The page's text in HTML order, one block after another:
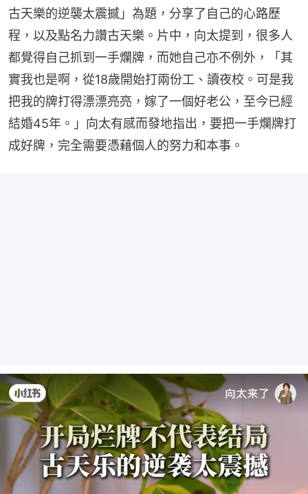
古天樂的逆襲太震撼」為題，分享了自己的心路歷
程，以及點名力讚古天樂。片中，向太提到，很多人
都覺得自己抓到一手爛牌，而她自己亦不例外，「其
實我也是啊，從18歲開始打兩份工、讀夜校。可是我
把我的牌打得漂漂亮亮，嫁了一個好老公，至今已經
結婚45年。」向太有感而發地指出，要把一手爛牌打
成好牌，完全需要憑藉個人的努力和本事。